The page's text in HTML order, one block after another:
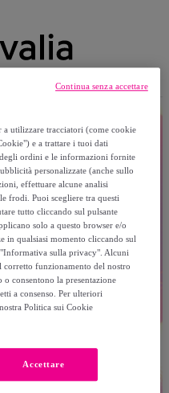
a utilizzare tracciatori (come cookie
e a trattare i tuoi dati
ordini e le informazioni fornite
personalizzate (anche sullo
effettuare alcune analisi
frodi. Puoi scegliere tra questi
tutto cliccando sul pulsante
solo a questo browser e/o
in qualsiasi momento cliccando sul
sulla privacy". Alcuni
corretto funzionamento del nostro
consentono la presentazione
a consenso. Per ulteriori
Politica sui Cookie
Accettare
Continua senza accettare